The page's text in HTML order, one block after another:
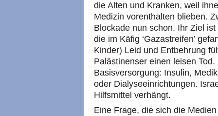
die Alten und Kranken, weil
Medizin vorenthalten blieben.
Blockade nun schon. Ihr Ziel
die im Käfig ‘Gazastreifen’
Kinder) Leid und Entbehrung
Palästinenser einen leisen
Basisversorgung: Insulin,
oder Dialyseeinrichtungen.
Hilfsmittel verhängt.
Eine Frage, die sich die